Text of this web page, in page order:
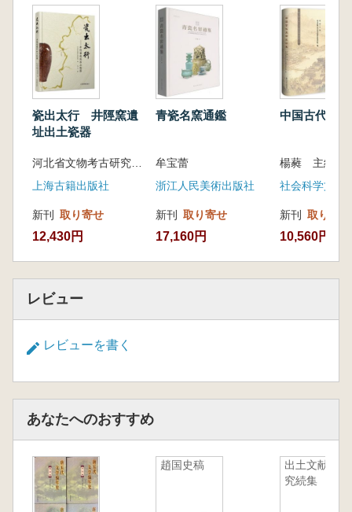
分に展示し、中国古代歴史文化研究、中外関係
史研究および中華優秀伝統文化の阐釈を推進す
るために、弥足珍貴な史料を提供し、重要な学
術価値を有しています。
本書は内容・形制・流伝などの方面で特色に
富む国家図書館所蔵の敦煌西域文献42件を精選
し、120余幅の精美な画像を搭載し、「珍品琳
「文化交融」「仏在人間」「玄門文献」「珍本
流伝」の八大板塊に分け、通俗易懂の言語で文
献価値を多維度に阐釈し、写本時代の書籍文化
を解読し、文献の背後にある歴史故事を講述し
ています。
瓷出太行 井陘窯遺
址出土瓷器
河北省文物考古研究院 編 馬小飛 著
上海古籍出版社
新刊 取り寄せ
12,430円
青瓷名窯通鑑
牟宝蕾
浙江人民美術出版社
新刊 取り寄せ
17,160円
中国古代史
社会科学文献
新刊 取り寄せ
10,560円
レビュー
レビューを書く
あなたへのおすすめ
趙国史稿
出土文献研
究続集